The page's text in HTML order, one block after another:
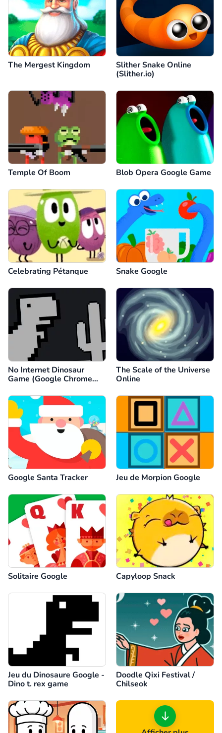
The Mergest Kingdom
Slither Snake Online
(Slither.io)
Temple Of Boom Blob Opera Google Game
Celebrating Pétanque Snake Google
No Internet Dinosaur
Game (Google Chrome
The Scale of the Universe
Online
Google Santa Tracker Jeu de Morpion Google
Solitaire Google Capyloop Snack
Jeu du Dinosaure Google -
Dino t. rex game
Doodle Qixi Festival /
Chilseok